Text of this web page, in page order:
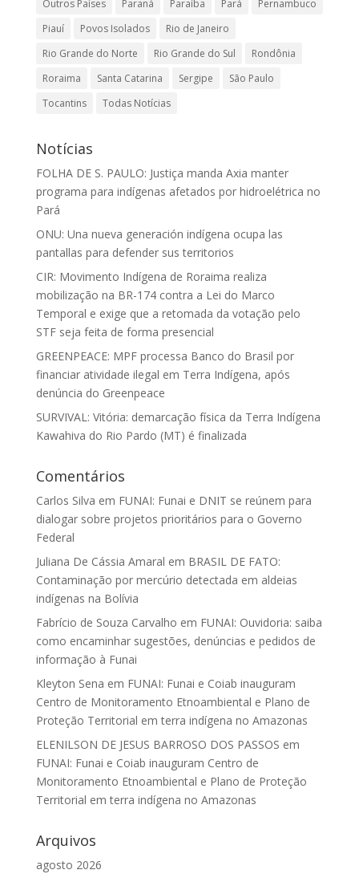
Outros Países
Paraná Paraíba Pará
Pernambuco
Piauí
Povos Isolados
Rio de Janeiro
Rio Grande do Norte
Rio Grande do Sul
Rondônia
Roraima
Santa Catarina Sergipe
São Paulo
Tocantins
Todas Notícias
Notícias
FOLHA DE S. PAULO: Justiça manda Axia manter
programa para indígenas afetados por hidroelétrica no
Pará
ONU: Una nueva generación indígena ocupa las
pantallas para defender sus territorios
CIR: Movimento Indígena de Roraima realiza
mobilização na BR-174 contra a Lei do Marco
Temporal e exige que a retomada da votação pelo
STF seja feita de forma presencial
GREENPEACE: MPF processa Banco do Brasil por
financiar atividade ilegal em Terra Indígena, após
denúncia do Greenpeace
SURVIVAL: Vitória: demarcação física da Terra Indígena
Kawahiva do Rio Pardo (MT) é finalizada
Comentários
Carlos Silva em FUNAI: Funai e DNIT se reúnem para
dialogar sobre projetos prioritários para o Governo
Federal
Juliana De Cássia Amaral em BRASIL DE FATO:
Contaminação por mercúrio detectada em aldeias
indígenas na Bolívia
Fabrício de Souza Carvalho em FUNAI: Ouvidoria: saiba
como encaminhar sugestões, denúncias e pedidos de
informação à Funai
Kleyton Sena em FUNAI: Funai e Coiab inauguram
Centro de Monitoramento Etnoambiental e Plano de
Proteção Territorial em terra indígena no Amazonas
ELENILSON DE JESUS BARROSO DOS PASSOS em
FUNAI: Funai e Coiab inauguram Centro de
Monitoramento Etnoambiental e Plano de Proteção
Territorial em terra indígena no Amazonas
Arquivos
agosto 2026